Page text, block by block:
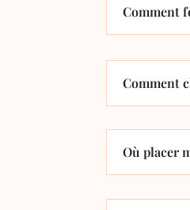
Comment
Comment
Où placer